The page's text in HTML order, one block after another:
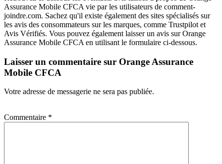
Assurance Mobile CFCA vie par les utilisateurs de comment-
joindre.com. Sachez qu'il existe également des sites spécialisés sur
les avis des consommateurs sur les marques, comme Trustpilot et
Avis Vérifiés. Vous pouvez également laisser un avis sur Orange
Assurance Mobile CFCA en utilisant le formulaire ci-dessous.
Laisser un commentaire sur Orange Assurance
Mobile CFCA
Votre adresse de messagerie ne sera pas publiée.
Commentaire *